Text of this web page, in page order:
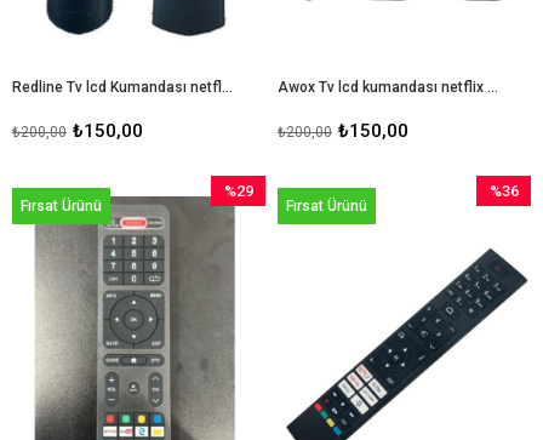
Redline Tv lcd Kumandası netflix Tuşlu
₺150,00
₺200,00
Awox Tv lcd kumandası netflix tuşlu kumanda sepeti
₺150,00
₺200,00
%29
İndirim
Fırsat Ürünü
%36
Fırsat Ürünü